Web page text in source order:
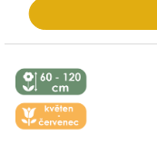
↕️ VÝŠKA 60
- 120 CM
🌼 KVĚT -
ČERVEN